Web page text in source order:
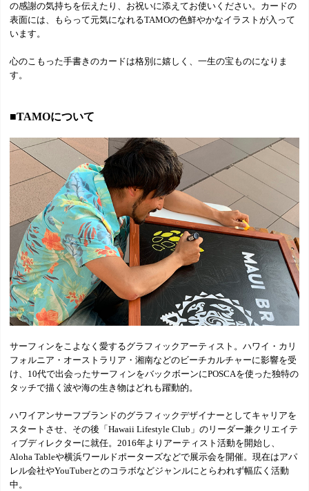
の感謝の気持ちを伝えたり、お祝いに添えてお使いください。カードの
表面には、もらって元気になれるTAMOの色鮮やかなイラストが入って
います。
心のこもった手書きのカードは格別に嬉しく、一生の宝ものになりま
す。
■TAMOについて
サーフィンをこよなく愛するグラフィックアーティスト。ハワイ・カリ
フォルニア・オーストラリア・湘南などのビーチカルチャーに影響を受
け、10代で出会ったサーフィンをバックボーンにPOSCAを使った独特の
タッチで描く波や海の生き物はどれも躍動的。
ハワイアンサーフブランドのグラフィックデザイナーとしてキャリアを
スタートさせ、その後「Hawaii Lifestyle Club」のリーダー兼クリエイテ
ィブディレクターに就任。2016年よりアーティスト活動を開始し、
Aloha Tableや横浜ワールドポーターズなどで展示会を開催。現在はアパ
レル会社やYouTuberとのコラボなどジャンルにとらわれず幅広く活動
中。